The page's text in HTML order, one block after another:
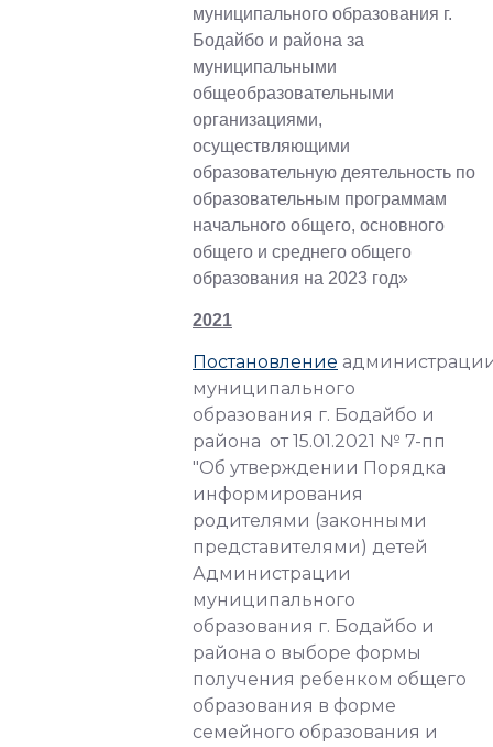
муниципального образования г.
Бодайбо и района за
муниципальными
общеобразовательными
организациями,
осуществляющими
образовательную деятельность по
образовательным программам
начального общего, основного
общего и среднего общего
образования на 2023 год»
2021
Постановление
муниципального
образования г. Бодайбо и
района от 15.01.2021 № 7-пп
"Об утверждении Порядка
информирования
родителями (законными
представителями) детей
Администрации
муниципального
образования г. Бодайбо и
района о выборе формы
получения ребенком общего
образования в форме
семейного образования и